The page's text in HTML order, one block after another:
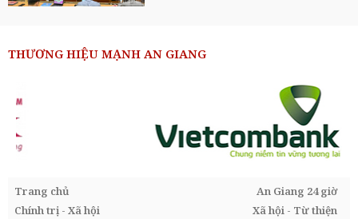
THƯƠNG HIỆU MẠNH AN GIANG
Trang chủ
An Giang 24 giờ
Chính trị - Xã hội
Xã hội - Từ thiện